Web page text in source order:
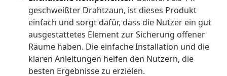
geschweißter Drahtzaun, ist dieses Produkt
einfach und sorgt dafür, dass die Nutzer ein gut
ausgestattetes Element zur Sicherung offener
Räume haben. Die einfache Installation und die
klaren Anleitungen helfen den Nutzern, die
besten Ergebnisse zu erzielen.